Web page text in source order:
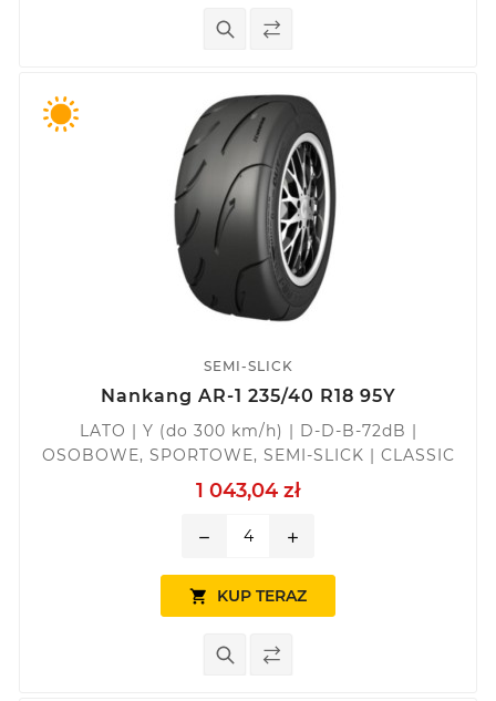
SEMI-SLICK
Nankang AR-1 235/40 R18 95Y
LATO | Y (do 300 km/h) | D-D-B-72dB |
OSOBOWE, SPORTOWE, SEMI-SLICK | CLASSIC
1 043,04 zł
remove add
 KUP TERAZ